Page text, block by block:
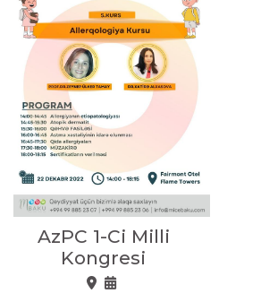
AzPC 1-Ci Milli
Kongresi